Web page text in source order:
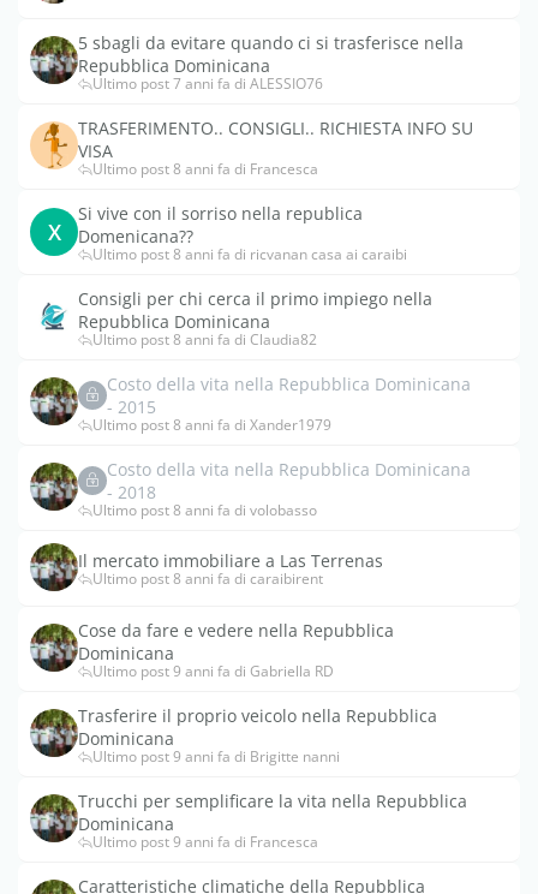
5 sbagli da evitare quando ci si trasferisce nella
Repubblica Dominicana
Ultimo post 7 anni fa di ALESSIO76
TRASFERIMENTO.. CONSIGLI.. RICHIESTA INFO SU
VISA
Ultimo post 8 anni fa di Francesca
X
Si vive con il sorriso nella republica
Domenicana??
Ultimo post 8 anni fa di ricvanan casa ai caraibi
Consigli per chi cerca il primo impiego nella
Repubblica Dominicana
Ultimo post 8 anni fa di Claudia82
Costo della vita nella Repubblica Dominicana
- 2015
Ultimo post 8 anni fa di Xander1979
Costo della vita nella Repubblica Dominicana
- 2018
Ultimo post 8 anni fa di volobasso
Il mercato immobiliare a Las Terrenas
Ultimo post 8 anni fa di caraibirent
Cose da fare e vedere nella Repubblica
Dominicana
Ultimo post 9 anni fa di Gabriella RD
Trasferire il proprio veicolo nella Repubblica
Dominicana
Ultimo post 9 anni fa di Brigitte nanni
Trucchi per semplificare la vita nella Repubblica
Dominicana
Ultimo post 9 anni fa di Francesca
Caratteristiche climatiche della Repubblica